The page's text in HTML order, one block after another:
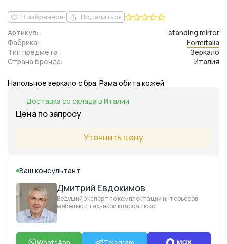
В избранное Поделиться
Фабрика: Formitalia
Артикул:
standing mirror
Тип предмета:
Зеркало
Страна бренда:
Италия
Напольное зеркало с бра. Рама обита кожей
Доставка со склада в Италии
Цена по запросу
Уточнить цену
Ваш консультант
Дмитрий Евдокимов
Ведущий эксперт по комплектации интерьеров
мебелью и техникой класса люкс